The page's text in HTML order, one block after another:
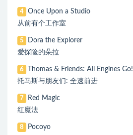
4
Once Upon a Studio
从前有个工作室
5
Dora the Explorer
爱探险的朵拉
6
Thomas & Friends: All Engines Go!
托马斯与朋友们: 全速前进
7
Red Magic
红魔法
8
Pocoyo